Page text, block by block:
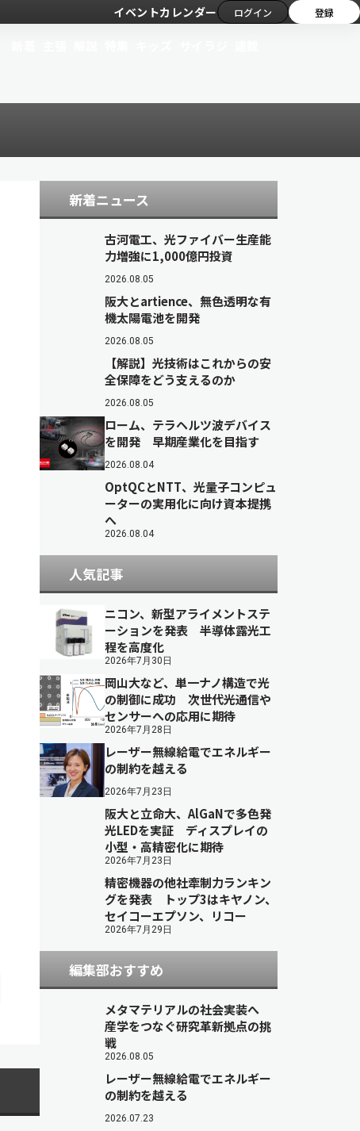
イベントカレンダー ログイン 登録
新着ニュース
古河電工、光ファイバー生産能
力増強に1,000億円投資
2026.08.05
阪大とartience、無色透明な有
機太陽電池を開発
2026.08.05
【解説】光技術はこれからの安
全保障をどう支えるのか
2026.08.05
ローム、テラヘルツ波デバイス
を開発 早期産業化を目指す
2026.08.04
OptQCとNTT、光量子コンピュ
ーターの実用化に向け資本提携
へ
2026.08.04
人気記事
ニコン、新型アライメントステ
ーションを発表 半導体露光工
程を高度化
2026年7月30日
岡山大など、単一ナノ構造で光
の制御に成功 次世代光通信や
センサーへの応用に期待
2026年7月28日
レーザー無線給電でエネルギー
の制約を越える
2026年7月23日
阪大と立命大、AlGaNで多色発
光LEDを実証 ディスプレイの
小型・高精密化に期待
2026年7月23日
精密機器の他社牽制力ランキン
グを発表 トップ3はキヤノン、
セイコーエプソン、リコー
2026年7月29日
編集部おすすめ
メタマテリアルの社会実装へ
産学をつなぐ研究革新拠点の挑
戦
2026.08.05
レーザー無線給電でエネルギー
の制約を越える
2026.07.23